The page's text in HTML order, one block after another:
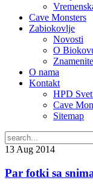
Cave Monsters
Zabiokovlje
Novosti
O
O nama
Kontakt
HPD
Cave
Sitemap
13 Aug 2014
Par fotki sa